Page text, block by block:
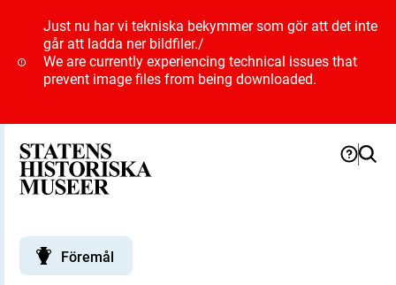
Just nu har vi tekniska bekymmer som gör att det inte
går att ladda ner bildfiler./
We are currently experiencing technical issues that
prevent image files from being downloaded.
Föremål